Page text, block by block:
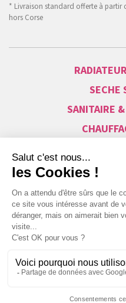
* Livraison standard offerte à partir
hors Corse
SECHE
SANITAIRE
MAISON